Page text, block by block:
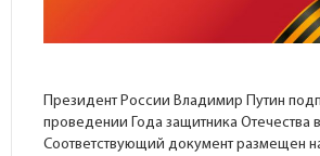
Президент России Владимир Путин
проведении Года защитника Отечества
Соответствующий документ размещен